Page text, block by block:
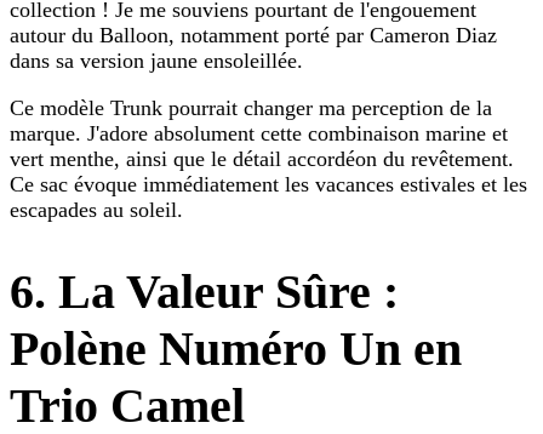
collection ! Je me souviens pourtant de l'engouement
autour du Balloon, notamment porté par Cameron Diaz
dans sa version jaune ensoleillée.
Ce modèle Trunk pourrait changer ma perception de la
marque. J'adore absolument cette combinaison marine et
vert menthe, ainsi que le détail accordéon du revêtement.
Ce sac évoque immédiatement les vacances estivales et les
escapades au soleil.
6. La Valeur Sûre :
Polène Numéro Un en
Trio Camel